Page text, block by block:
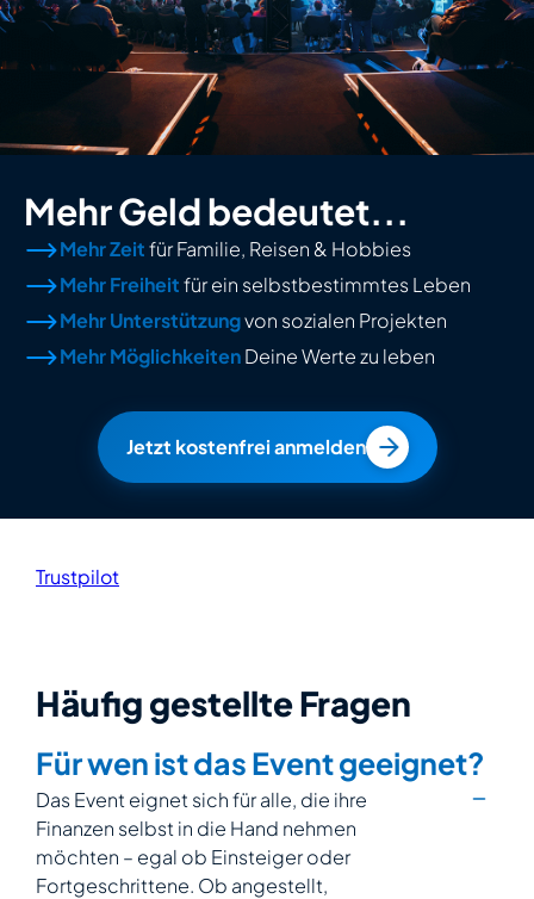
Mehr Geld bedeutet...
Mehr Zeitfür Familie, Reisen & Hobbies
Mehr Freiheitfür ein selbstbestimmtes Leben
Mehr Unterstützungvon sozialen Projekten
Mehr MöglichkeitenDeine Werte zu leben
Jetzt kostenfrei anmelden
Trustpilot
Häufig gestellte Fragen
Für wen ist das Event geeignet?
Das Event eignet sich für alle, die ihre
Finanzen selbst in die Hand nehmen
möchten – egal ob Einsteiger oder
Fortgeschrittene. Ob angestellt,